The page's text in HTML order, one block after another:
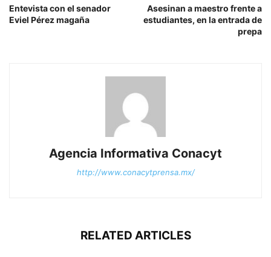
Entevista con el senador
Eviel Pérez magaña
Asesinan a maestro frente a
estudiantes, en la entrada de
prepa
Agencia Informativa Conacyt
http://www.conacytprensa.mx/
RELATED ARTICLES